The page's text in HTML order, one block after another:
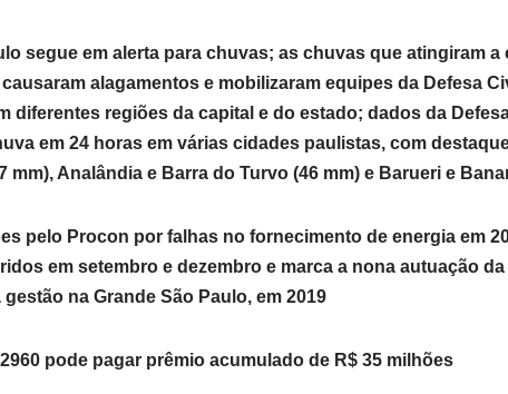
segue em alerta para chuvas; as chuvas que atingiram a
alagamentos e mobilizaram equipes da Defesa
diferentes regiões da capital e do estado; dados da
em 24 horas em várias cidades paulistas, com
mm), Analândia e Barra do Turvo (46 mm) e Barueri e
pelo Procon por falhas no fornecimento de energia em
em setembro e dezembro e marca a nona autuação da
na Grande São Paulo, em 2019
pode pagar prêmio acumulado de R$ 35 milhões